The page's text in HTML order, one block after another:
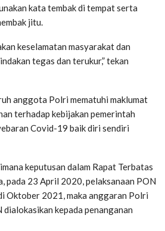
kata tembak di tempat serta
jitu.
keselamatan masyarakat dan
tegas dan terukur,” tekan
anggota Polri mematuhi maklumat
terhadap kebijakan pemerintah
Covid-19 baik diri sendiri
keputusan dalam Rapat Terbatas
pada 23 April 2020, pelaksanaan PON
Oktober 2021, maka anggaran Polri
dialokasikan kepada penanganan